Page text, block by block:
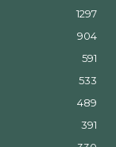
1297
904
591
533
489
391